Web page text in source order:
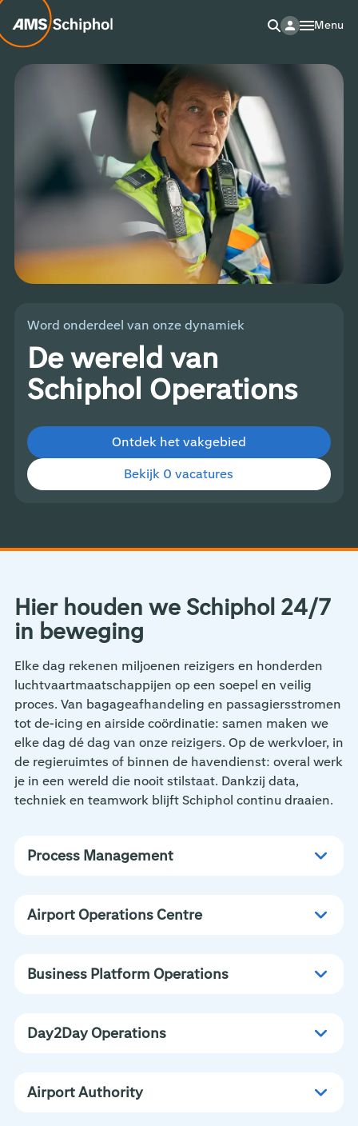
Menu
De wereld van
Schiphol Operations
Word onderdeel van onze dynamiek
Ontdek het vakgebied
Bekijk 0 vacatures
Hier houden we Schiphol 24/7
in beweging
Elke dag rekenen miljoenen reizigers en honderden
luchtvaartmaatschappijen op een soepel en veilig
proces. Van bagageafhandeling en passagiersstromen
tot de-icing en airside coördinatie: samen maken we
elke dag dé dag van onze reizigers. Op de werkvloer, in
de regieruimtes of binnen de havendienst: overal werk
je in een wereld die nooit stilstaat. Dankzij data,
techniek en teamwork blijft Schiphol continu draaien.
Process Management
Airport Operations Centre
Business Platform Operations
Day2Day Operations
Airport Authority